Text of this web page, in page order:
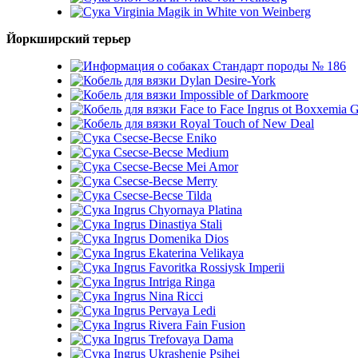
Virginia Magik in White von Weinberg
Йоркширский терьер
Стандарт породы № 186
Dylan Desire-York
Impossible of Darkmoore
Face to Face Ingrus ot Boxxemia
Royal Touch of New Deal
Csecse-Becse Eniko
Csecse-Becse Medium
Csecse-Becse Mei Amor
Csecse-Becse Merry
Csecse-Becse Tilda
Ingrus Chyornaya Platina
Ingrus Dinastiya Stali
Ingrus Domenika Dios
Ingrus Ekaterina Velikaya
Ingrus Favoritka Rossiysk Imperii
Ingrus Intriga Ringa
Ingrus Nina Ricci
Ingrus Pervaya Ledi
Ingrus Rivera Fain Fusion
Ingrus Trefovaya Dama
Ingrus Ukrashenie Psihei